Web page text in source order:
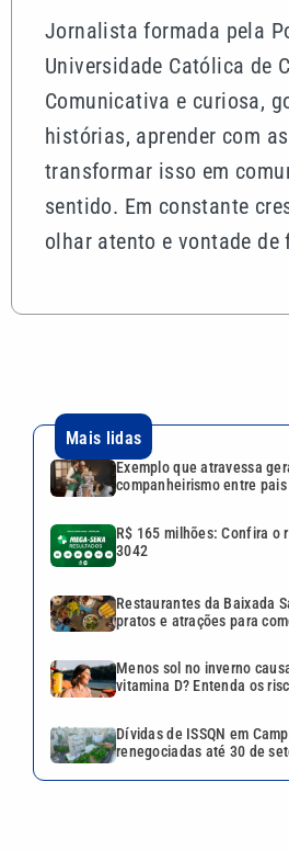
Jornalista formada pela
Universidade Católica de
Comunicativa e curiosa,
histórias, aprender com
transformar isso em
sentido. Em constante
olhar atento e vontade de
Mais lidas
Exemplo que atravessa
companheirismo entre
R$ 165 milhões: Confira o
3042
Restaurantes da Baixada
pratos e atrações para
Menos sol no inverno
vitamina D? Entenda os
Dívidas de ISSQN em
renegociadas até 30 de